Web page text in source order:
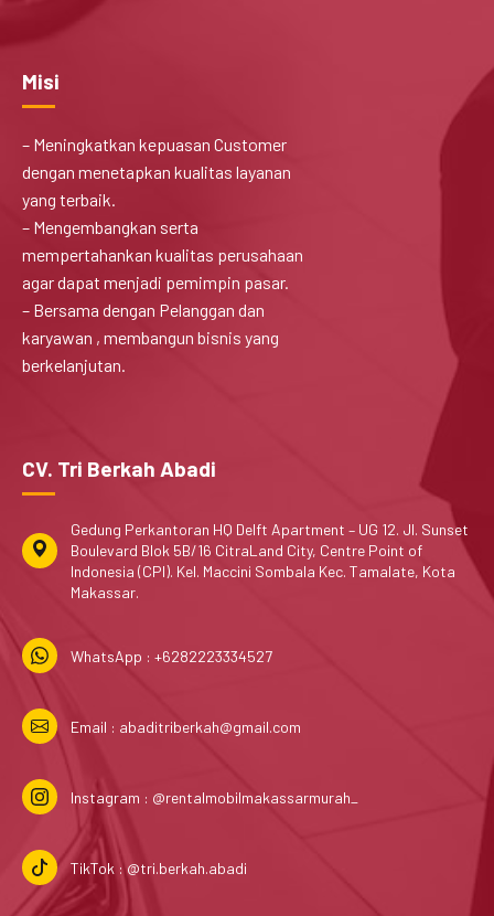
Misi
– Meningkatkan kepuasan Customer
dengan menetapkan kualitas layanan
yang terbaik.
– Mengembangkan serta
mempertahankan kualitas perusahaan
agar dapat menjadi pemimpin pasar.
– Bersama dengan Pelanggan dan
karyawan , membangun bisnis yang
berkelanjutan.
CV. Tri Berkah Abadi
Gedung Perkantoran HQ Delft Apartment – UG 12. Jl. Sunset
Boulevard Blok 5B/16 CitraLand City, Centre Point of
Indonesia (CPI). Kel. Maccini Sombala Kec. Tamalate, Kota
Makassar.
WhatsApp : +6282223334527
Email : abaditriberkah@gmail.com
Instagram : @rentalmobilmakassarmurah_
TikTok : @tri.berkah.abadi